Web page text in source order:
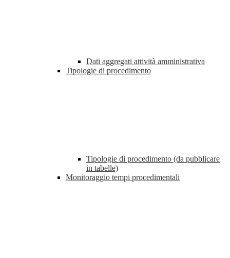
Dati aggregati attività amministrativa
Tipologie di procedimento
Tipologie di procedimento (da pubblicare
in tabelle)
Monitoraggio tempi procedimentali